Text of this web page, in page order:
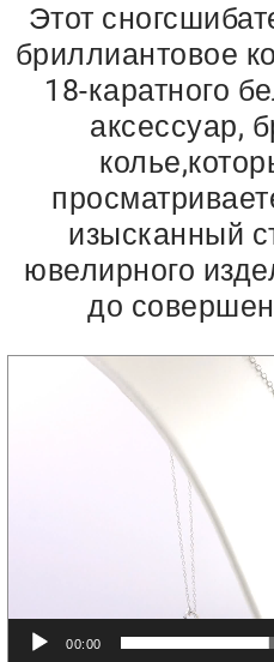
Этот
бриллиантовое
18-каратного
аксессуар,
изысканный
ювелирного
до
00:00